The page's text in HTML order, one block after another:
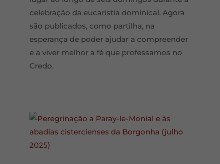
celebração da eucaristia dominical. Agora
são publicados, como partilha, na
esperança de poder ajudar a compreender
e a viver melhor a fé que professamos no
Credo.